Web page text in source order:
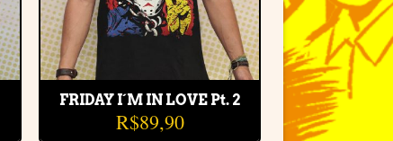
FRIDAY I´M IN LOVE Pt. 2
R$89,90